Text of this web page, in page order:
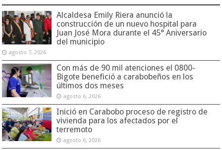
Alcaldesa Emily Riera anunció la
construcción de un nuevo hospital para
Juan José Mora durante el 45° Aniversario
del municipio
agosto 7, 2026
Con más de 90 mil atenciones el 0800-
Bigote benefició a carabobeños en los
últimos dos meses
agosto 6, 2026
Inició en Carabobo proceso de registro de
vivienda para los afectados por el
terremoto
agosto 6, 2026